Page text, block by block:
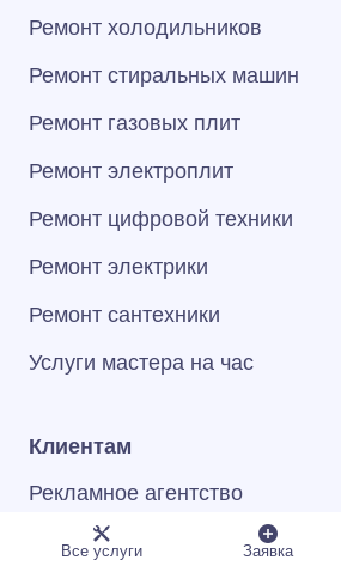
Ремонт холодильников
Ремонт стиральных машин
Ремонт газовых плит
Ремонт электроплит
Ремонт цифровой техники
Ремонт электрики
Ремонт сантехники
Услуги мастера на час
Клиентам
Рекламное агентство
Сертификаты и награды
Все услуги Заявка